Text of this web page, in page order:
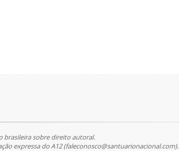
brasileira sobre direito autoral.
expressa do A12 (faleconosco@santuarionacional.com).